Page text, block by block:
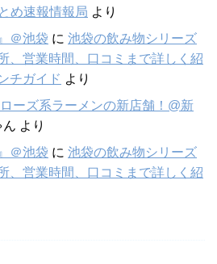
め速報情報局 より
＠池袋 に 池袋の飲み物シリーズ
、営業時間、口コミまで詳しく紹
チガイド より
ーズ系ラーメンの新店舗！@新
ん より
＠池袋 に 池袋の飲み物シリーズ
、営業時間、口コミまで詳しく紹